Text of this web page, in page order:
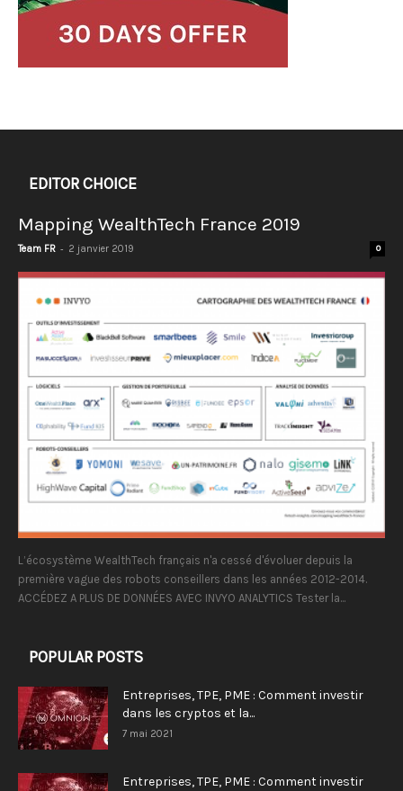
EDITOR CHOICE
Mapping WealthTech France 2019
Team FR - 2 janvier 2019 0
L’écosystème WealthTech français n'a cessé d'évoluer depuis la
première vague des robots conseillers dans les années 2012-2014.
ACCÉDEZ A PLUS DE DONNÉES AVEC INVYO ANALYTICS Tester la...
POPULAR POSTS
Entreprises, TPE, PME : Comment investir
dans les cryptos et la...
7 mai 2021
Entreprises, TPE, PME : Comment investir